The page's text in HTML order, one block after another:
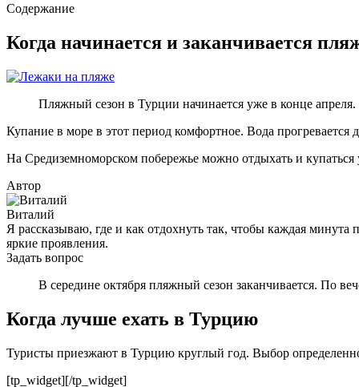
Содержание
Когда начинается и заканчивается
Пляжный сезон в Турции начинается уже в конце апреля.
Купание в море в этот период комфортное. Вода прогревается
На Средиземноморском побережье можно отдыхать и купаться
Автор
Виталий
Я рассказываю, где и как отдохнуть так, чтобы каждая
яркие проявления.
Задать вопрос
В середине октября пляжный сезон заканчивается. По
Когда лучше ехать в Турцию
Туристы приезжают в Турцию круглый год. Выбор
[tp_widget][/tp_widget]